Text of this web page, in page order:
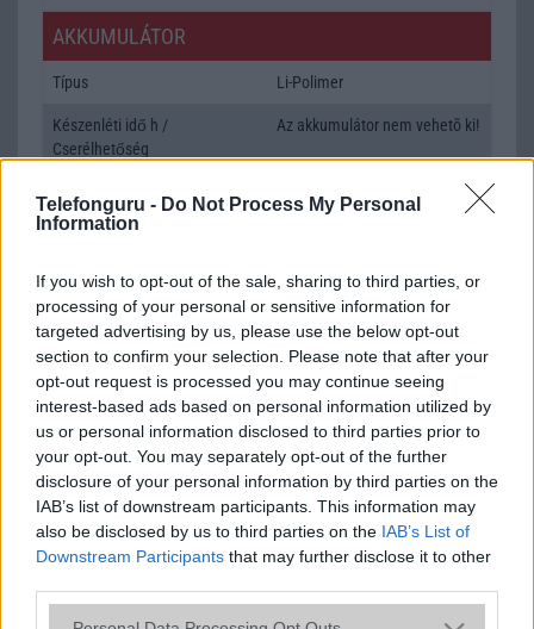
Telefonguru - Do Not Process My Personal
Information
If you wish to opt-out of the sale, sharing to third parties, or
processing of your personal or sensitive information for
targeted advertising by us, please use the below opt-out
section to confirm your selection. Please note that after your
opt-out request is processed you may continue seeing
interest-based ads based on personal information utilized by
us or personal information disclosed to third parties prior to
your opt-out. You may separately opt-out of the further
disclosure of your personal information by third parties on the
IAB’s list of downstream participants. This information may
also be disclosed by us to third parties on the IAB’s List of
Downstream Participants that may further disclose it to other
Please note that this website/app uses one or more Google
AKKUMULÁTOR
Típus Li-Polimer
Készenléti idő h /
Cserélhetőség
Az akkumulátor nem vehetõ ki!
Gyorstöltés
Java Nincs
Flash /Ujjlenyomat olvasó Fingerprint sensor
SNS integráció alap szolgáltatás
Organizer alap szolgáltatás
T9 szótár alkalmazás független szótár
Office alkalmazások alap szolgáltatás
Iránytũ ecompass
Extrák 24-bit/192kHz audio